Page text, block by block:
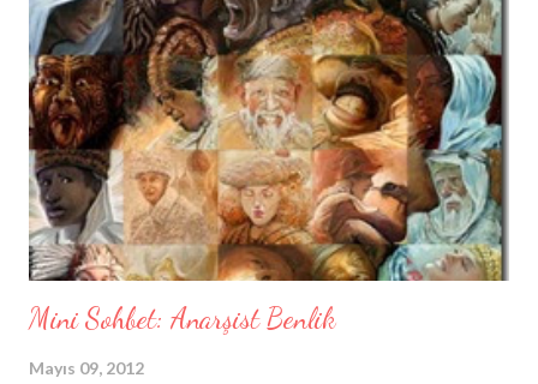
kandırmaca. Şöyle bir geçmişe baktığımda ne çok eleştirmişim
yersiz yere insanları. Destek olmaya çalışsam da ne çok
yaralamışım düşüncelerimle onları. Dışarıdan bakınca ne de kolay
gelmiş bana kalıplaşmış doğrulara sığınarak akıl vermek. Şimdi o
zamanki düşüncelerimi gözden geçiriyorum da, nasıl da yanlışmış
bir olayın içine girmeden fikir yürütmek....
Mini Sohbet: Anarşist Benlik
Mayıs 09, 2012